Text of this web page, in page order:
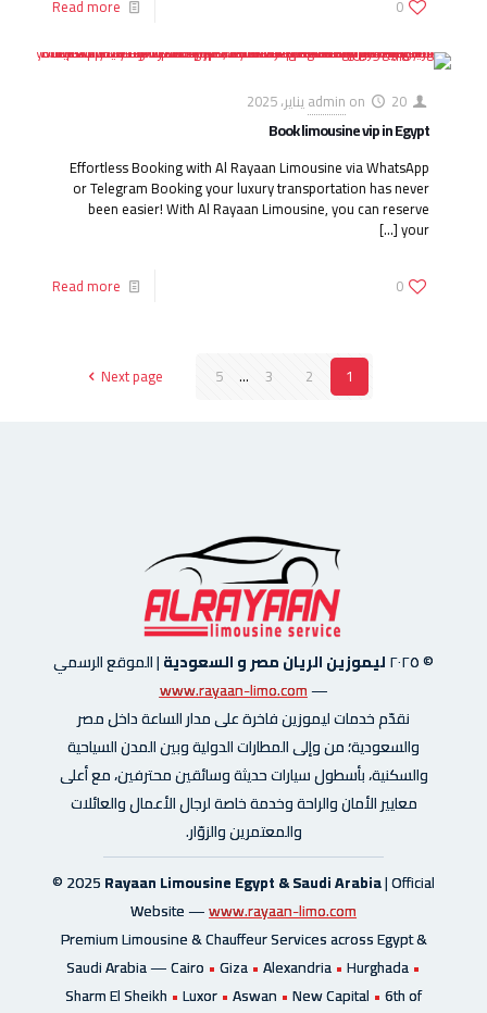
0
Read more
admin on 20 يناير، 2025
Book limousine vip in Egypt
Effortless Booking with Al Rayaan Limousine via WhatsApp
or Telegram Booking your luxury transportation has never
been easier! With Al Rayaan Limousine, you can reserve
your
[…]
0
Read more
1
2
3
...
5
Next page
© ٢٠٢٥ ليموزين الريان مصر و السعودية|الموقع الرسمي
—
www.rayaan-limo.com
نقدّم خدمات ليموزين فاخرة على مدار الساعة داخل مصر
والسعودية؛ من وإلى المطارات الدولية وبين المدن السياحية
والسكنية، بأسطول سيارات حديثة وسائقين محترفين، مع أعلى
معايير الأمان والراحة وخدمة خاصة لرجال الأعمال والعائلات
والمعتمرين والزوّار.
© 2025Rayaan Limousine Egypt & Saudi Arabia| Official
Website —www.rayaan-limo.com
Premium Limousine & Chauffeur Services across Egypt &
Saudi Arabia —Cairo •Giza•Alexandria•Hurghada•
Sharm El Sheikh •Luxor•Aswan •New Capital •6th of